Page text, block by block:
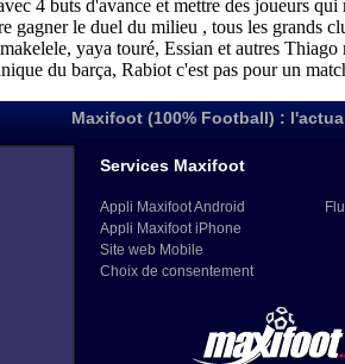
Maxifoot (100% Football) :
Services Maxifoot
Appli Maxifoot Android
Appli Maxifoot iPhone
Site web Mobile
Choix de consentement